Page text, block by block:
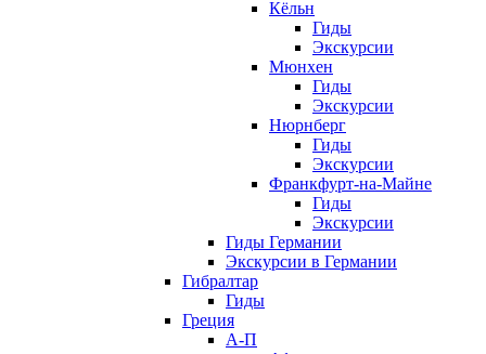
Кёльн
Гиды
Экскурсии
Мюнхен
Гиды
Экскурсии
Нюрнберг
Гиды
Экскурсии
Франкфурт-на-Майне
Гиды
Экскурсии
Гиды Германии
Экскурсии в Германии
Гибралтар
Гиды
Греция
А-П